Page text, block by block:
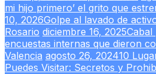
mi hijo primero’ el grito que
10, 2026Golpe al lavado de
Rosario diciembre 16, 2025Cabal
encuestas internas que dieron
Valencia agosto 26, 202410
Puedes Visitar: Secretos y